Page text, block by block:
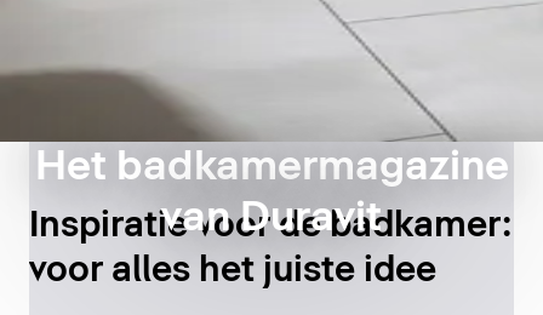
Het badkamermagazine
van Duravit
Inspiratie voor de badkamer:
voor alles het juiste idee